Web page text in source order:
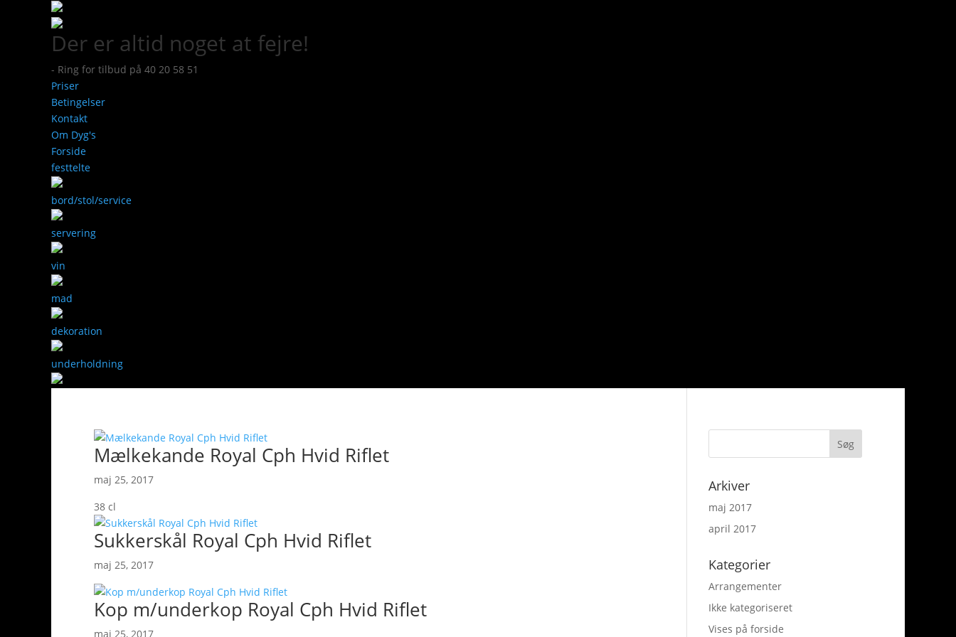
Der er altid noget at fejre!
- Ring for tilbud på 40 20 58 51
Priser
Betingelser
Kontakt
Om Dyg's
Forside
festtelte
bord/stol/service
servering
vin
mad
dekoration
underholdning
Mælkekande Royal Cph Hvid Riflet
maj 25, 2017
38 cl
Sukkerskål Royal Cph Hvid Riflet
maj 25, 2017
Kop m/underkop Royal Cph Hvid Riflet
maj 25, 2017
Arkiver
maj 2017
april 2017
Kategorier
Arrangementer
Ikke kategoriseret
Vises på forside